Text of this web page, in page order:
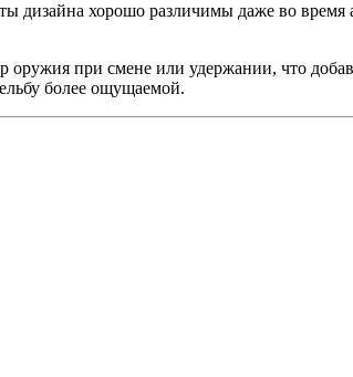
дизайна хорошо различимы даже во
при смене или удержании, что
более ощущаемой.